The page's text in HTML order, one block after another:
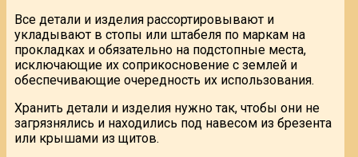
Все детали и изделия рассортировывают и
укладывают в стопы или штабеля по маркам на
прокладках и обязательно на подстопные места,
исключающие их соприкосновение с землей и
обеспечивающие очередность их использования.
Хранить детали и изделия нужно так, чтобы они не
загрязнялись и находились под навесом из брезента
или крышами из щитов.